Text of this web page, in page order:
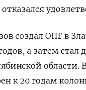
создал ОПГ в
а затем стал
области.
к 20 годам